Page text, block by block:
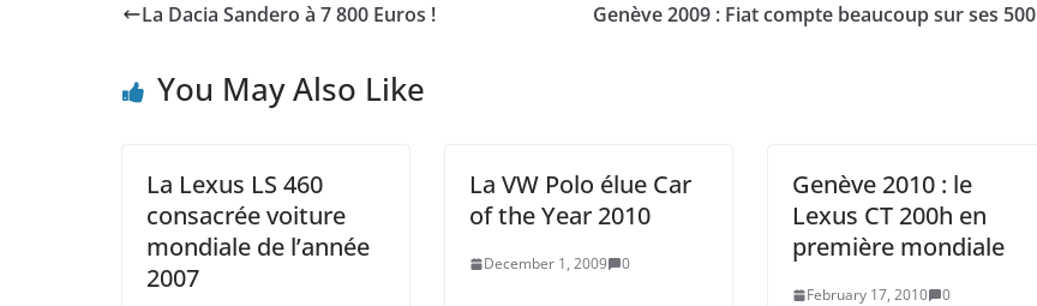
La Dacia Sandero à 7 800 Euros ! Genève 2009 : Fiat compte beaucoup sur ses 500
You May Also Like
La Lexus LS 460
consacrée voiture
mondiale de l’année
2007
La VW Polo élue Car
of the Year 2010
December 1, 2009 0
Genève 2010 : le
Lexus CT 200h en
première mondiale
February 17, 2010 0